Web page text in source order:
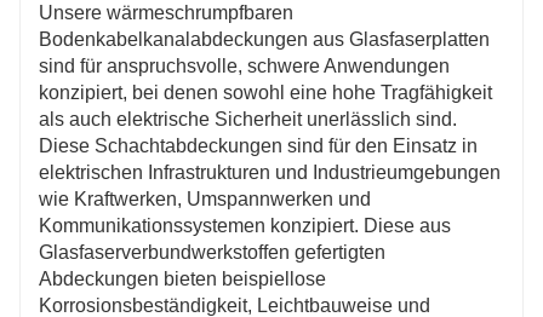
bei.
Chemikalien-, UV- und rutschfeste Beständigkeit:
Diese Bezüge sind äußerst beständig gegen
Chemikalien, UV-Strahlung und Ausrutschen, bleiben
in verschiedenen Umgebungen funktionsfähig und
sicher und bieten Traktion bei Nässe.
Umweltfreundlich und kostengünstig: Diese aus
recycelbaren Materialien hergestellten Abdeckungen
bieten eine lange Haltbarkeit bei geringem
Wartungsaufwand und sind somit eine nachhaltige
und kostengünstige Lösung für Infrastrukturprojekte.
Unsere wärmeschrumpfbaren
Bodenkabelkanalabdeckungen aus Glasfaserplatten
sind für anspruchsvolle, schwere Anwendungen
konzipiert, bei denen sowohl eine hohe Tragfähigkeit
als auch elektrische Sicherheit unerlässlich sind.
Diese Schachtabdeckungen sind für den Einsatz in
elektrischen Infrastrukturen und Industrieumgebungen
wie Kraftwerken, Umspannwerken und
Kommunikationssystemen konzipiert. Diese aus
Glasfaserverbundwerkstoffen gefertigten
Abdeckungen bieten beispiellose
Korrosionsbeständigkeit, Leichtbauweise und